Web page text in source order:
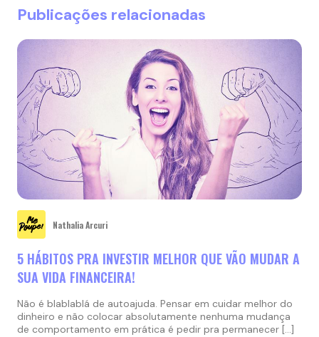
Publicações relacionadas
Nathalia Arcuri
5 HÁBITOS PRA INVESTIR MELHOR QUE VÃO MUDAR A
SUA VIDA FINANCEIRA!
Não é blablablá de autoajuda. Pensar em cuidar melhor do
dinheiro e não colocar absolutamente nenhuma mudança
de comportamento em prática é pedir pra permanecer […]